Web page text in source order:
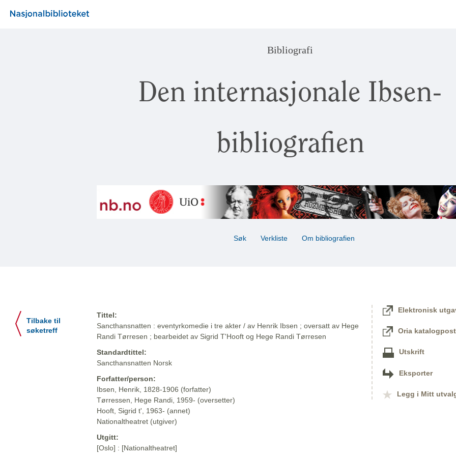
Bibliografi
Den internasjonale Ibsen-
bibliografien
Søk Verkliste Om bibliografien
Tilbake til
søketreff
Tittel:
Sancthansnatten : eventyrkomedie i tre akter / av Henrik Ibsen ; oversatt av Hege
Randi Tørresen ; bearbeidet av Sigrid T'Hooft og Hege Randi Tørresen
Standardtittel:
Sancthansnatten Norsk
Forfatter/person:
Ibsen, Henrik, 1828-1906 (forfatter)
Tørressen, Hege Randi, 1959- (oversetter)
Hooft, Sigrid t', 1963- (annet)
Nationaltheatret (utgiver)
Utgitt:
[Oslo] : [Nationaltheatret]
Elektronisk
Oria katalogpost
Utskrift
Eksporter
Legg i Mitt